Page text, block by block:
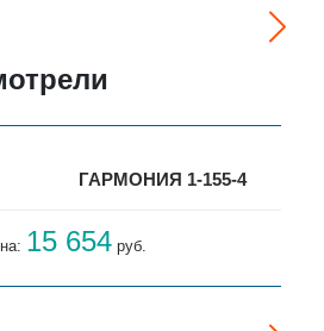
1-155-4
руб.